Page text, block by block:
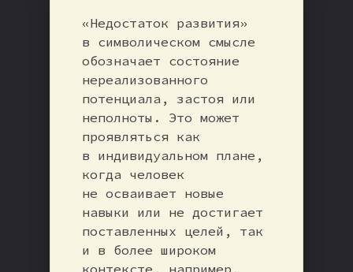
«Недостаток развития»
в символическом смысле
обозначает состояние
нереализованного
потенциала, застоя или
неполноты. Это может
проявляться как
в индивидуальном плане,
когда человек
не осваивает новые
навыки или не достигает
поставленных целей, так
и в более широком